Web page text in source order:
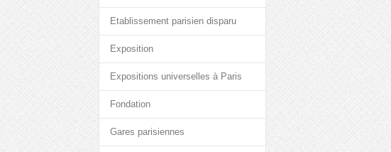
Etablissement parisien disparu
Exposition
Expositions universelles à Paris
Fondation
Gares parisiennes